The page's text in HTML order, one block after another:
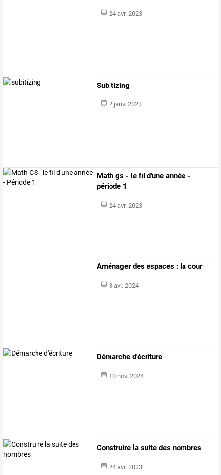
24 avr. 2023
Subitizing
2 janv. 2023
Math gs - le fil d'une année -
période 1
24 avr. 2023
Aménager des espaces : la cour
3 avr. 2024
Démarche d'écriture
10 nov. 2024
Construire la suite des nombres
24 avr. 2023